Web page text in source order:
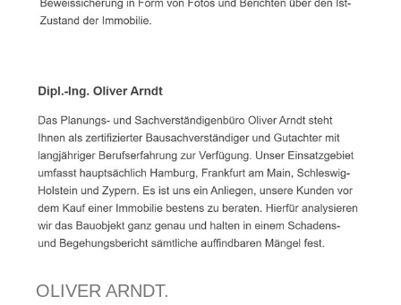
OLIVER ARNDT.